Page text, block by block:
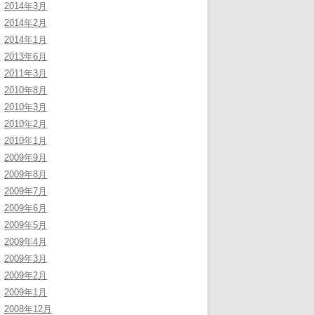
2014年3月
2014年2月
2014年1月
2013年6月
2011年3月
2010年8月
2010年3月
2010年2月
2010年1月
2009年9月
2009年8月
2009年7月
2009年6月
2009年5月
2009年4月
2009年3月
2009年2月
2009年1月
2008年12月